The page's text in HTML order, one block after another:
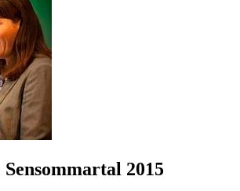
2015